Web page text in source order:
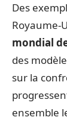
Des
Royaume-
mondial
des
sur la
ensemble